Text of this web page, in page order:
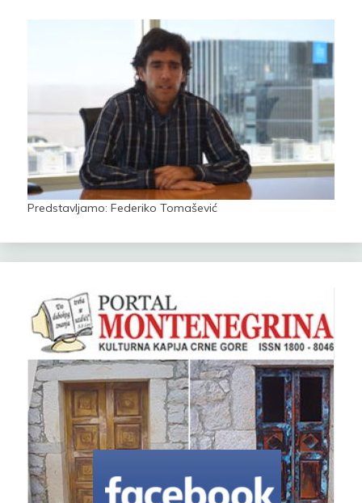
Predstavljamo: Federiko Tomašević